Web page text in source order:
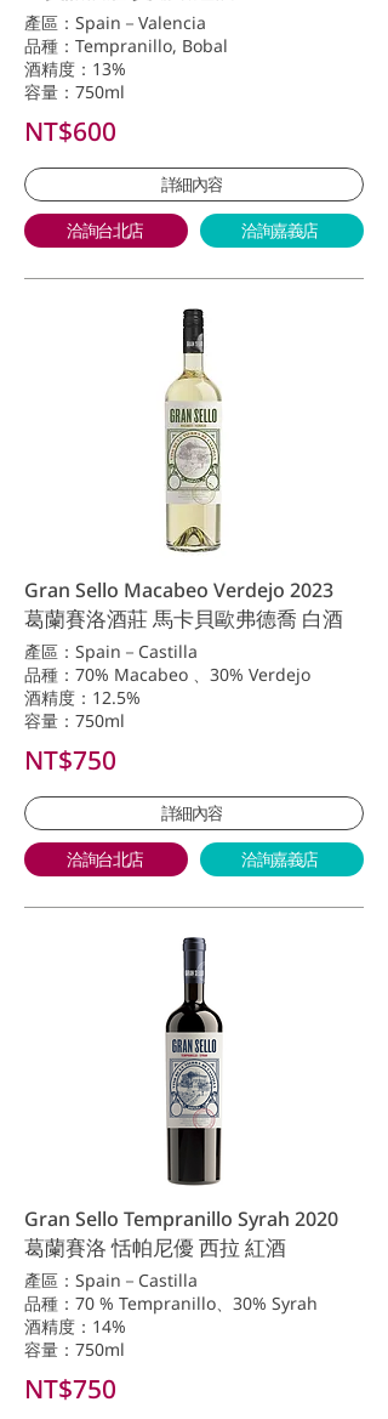
產區：Spain－Valencia
品種：Tempranillo, Bobal
酒精度：13%
容量：750ml
NT$600
詳細內容
洽詢台北店 洽詢嘉義店
Gran Sello Macabeo Verdejo 2023
葛蘭賽洛酒莊 馬卡貝歐弗德喬 白酒
產區：Spain－Castilla
品種：70% Macabeo 、30% Verdejo
酒精度：12.5%
容量：750ml
NT$750
詳細內容
洽詢台北店 洽詢嘉義店
Gran Sello Tempranillo Syrah 2020
葛蘭賽洛 恬帕尼優 西拉 紅酒
產區：Spain－Castilla
品種：70 % Tempranillo、30% Syrah
酒精度：14%
容量：750ml
NT$750